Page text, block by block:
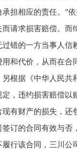
担相应的责任。”
请求损害赔偿。而
错的一方当事人信
和代价，从而在合
根据《中华人民共
，违约损害赔偿以
有财产的损失，还
订的合同有效与否
行该合同，三川公